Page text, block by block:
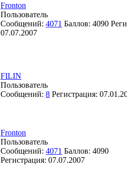
Fronton
Пользователь
Сообщений: 4071 Баллов: 4090
07.07.2007
FILIN
Пользователь
Сообщений: 8 Регистрация:
Fronton
Пользователь
Сообщений: 4071 Баллов: 4090
Регистрация: 07.07.2007